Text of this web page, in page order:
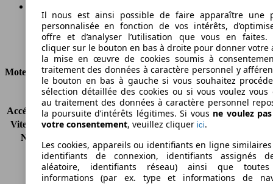
Ø 8.3 l/100km
Consommation
Moteur et Puissance
KW (CH)
160 kW (218 PS)
Accélération (0-100 km/h) -
Vitesse maximale (km/h) 227 km/h
Nombre de vitesses
Couple
510 nm
Cylindrée
2987 ccm
Carburant
Diesel
Il nous est ainsi possible de faire apparaître une
personnalisée en fonction de vos intérêts,
offre et d’analyser l’utilisation que vous en faites.
cliquer sur le bouton en bas à droite pour donner votre
la mise en œuvre de cookies soumis à
traitement des données à caractère personnel y
le bouton en bas à gauche si vous souhaitez
sélection détaillée des cookies ou si vous voulez vous
au traitement des données à caractère personnel
la poursuite d’intérêts légitimes. Si vous ne voulez
votre consentement, veuillez cliquer ici.
Les cookies, appareils ou identifiants en ligne
identifiants de connexion, identifiants assignés
aléatoire, identifiants réseau) ainsi que
informations (par ex. type et informations de